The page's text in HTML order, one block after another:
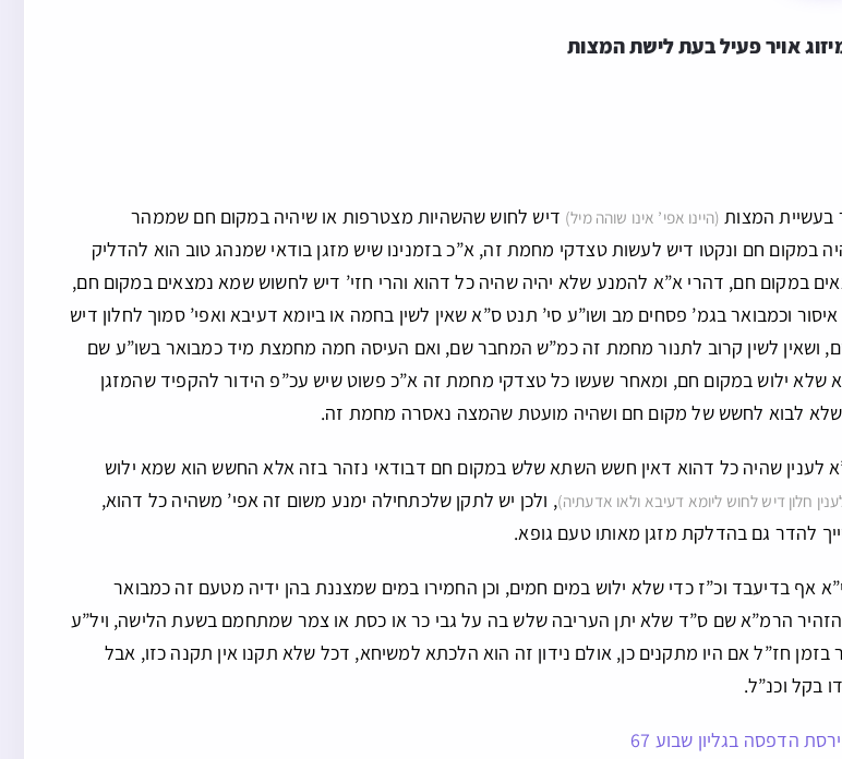
אויר פעיל בעת לישת המצות
בעשיית המצות (היינו אפי’ אינו שוהה מיל) דיש לחוש שהשהיות מצטרפות או שיהיה במקום חם שממהר
במקום חם ונקטו דיש לעשות טצדקי מחמת זה, א”כ בזמנינו שיש מזגן בודאי שמנהג טוב הוא להדליק
במקום חם, דהרי א”א להמנע שלא יהיה שהיה כל דהוא והרי חזי’ דיש לחשוש שמא נמצאים במקום חם,
וכמבואר בגמ’ פסחים מב ושו”ע סי’ תנט ס”א שאין לשין בחמה או ביומא דעיבא ואפי’ סמוך לחלון דיש
ושאין לשין קרוב לתנור מחמת זה כמ”ש המחבר שם, ואם העיסה חמה מחמצת מיד כמבואר בשו”ע שם
שלא ילוש במקום חם, ומאחר שעשו כל טצדקי מחמת זה א”כ פשוט שיש עכ”פ הידור להקפיד שהמזגן
שלא לבוא לחשש של מקום חם ושהיה מועטת שהמצה נאסרה מחמת זה.
לענין שהיה כל דהוא דאין חשש השתא שלש במקום חם דבודאי נזהר בזה אלא החשש הוא שמא ילוש
חלון דיש לחוש ליומא דעיבא ולאו אדעתיה), ולכן יש לתקן שלכתחילה ימנע משום זה אפי’ משהיה כל דהוא,
להדר גם בהדלקת מזגן מאותו טעם גופא.
אף בדיעבד וכ”ז כדי שלא ילוש במים חמים, וכן החמירו במים שמצננת בהן ידיה מטעם זה כמבואר
הזהיר הרמ”א שם ס”ד שלא יתן העריבה שלש בה על גבי כר או כסת או צמר שמתחמם בשעת הלישה, ויל”ע
חז”ל אם היו מתקנים כן, אולם נידון זה הוא הלכתא למשיחא, דכל שלא תקנו אין תקנה כזו, אבל
בקל וכנ”ל.
הדפסה בגליון שבוע 67